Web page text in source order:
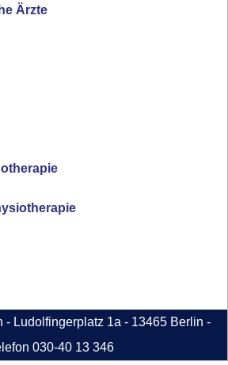
Ärzte
- Ludolfingerplatz 1a - 13465 Berlin -
030-40 13 346